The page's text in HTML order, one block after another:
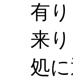
有
来
処